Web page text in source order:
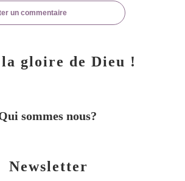
un commentaire
Newsletter
gloire de Dieu !
sommes nous?